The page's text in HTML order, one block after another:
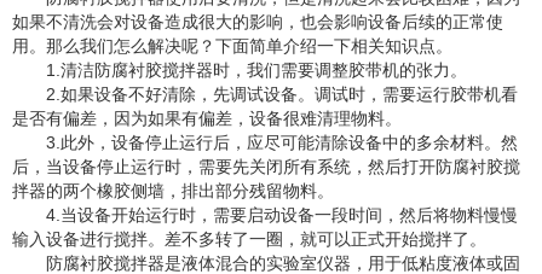
如果不清洗会对设备造成很大的影响，也会影响设备后续的正常使
用。那么我们怎么解决呢？下面简单介绍一下相关知识点。
1.清洁防腐衬胶搅拌器时，我们需要调整胶带机的张力。
2.如果设备不好清除，先调试设备。调试时，需要运行胶带机看
是否有偏差，因为如果有偏差，设备很难清理物料。
3.此外，设备停止运行后，应尽可能清除设备中的多余材料。然
后，当设备停止运行时，需要先关闭所有系统，然后打开防腐衬胶搅
拌器的两个橡胶侧墙，排出部分残留物料。
4.当设备开始运行时，需要启动设备一段时间，然后将物料慢慢
输入设备进行搅拌。差不多转了一圈，就可以正式开始搅拌了。
防腐衬胶搅拌器是液体混合的实验室仪器，用于低粘度液体或固